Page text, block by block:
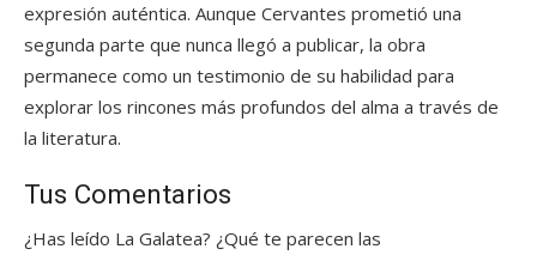
expresión auténtica. Aunque Cervantes prometió una
segunda parte que nunca llegó a publicar, la obra
permanece como un testimonio de su habilidad para
explorar los rincones más profundos del alma a través de
la literatura.
Tus Comentarios
¿Has leído La Galatea? ¿Qué te parecen las